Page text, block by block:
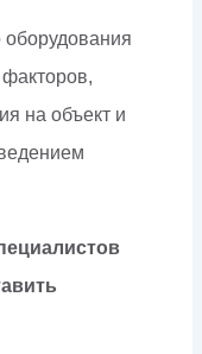
на объект и